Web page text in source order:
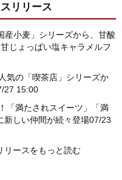
リリース
産小麦」シリーズから、甘酸
じょっぱい塩キャラメルフ
気の「喫茶店」シリーズか
27 15:00
「満たされスイーツ」「満
新しい仲間が続々登場07/23
リースをもっと読む